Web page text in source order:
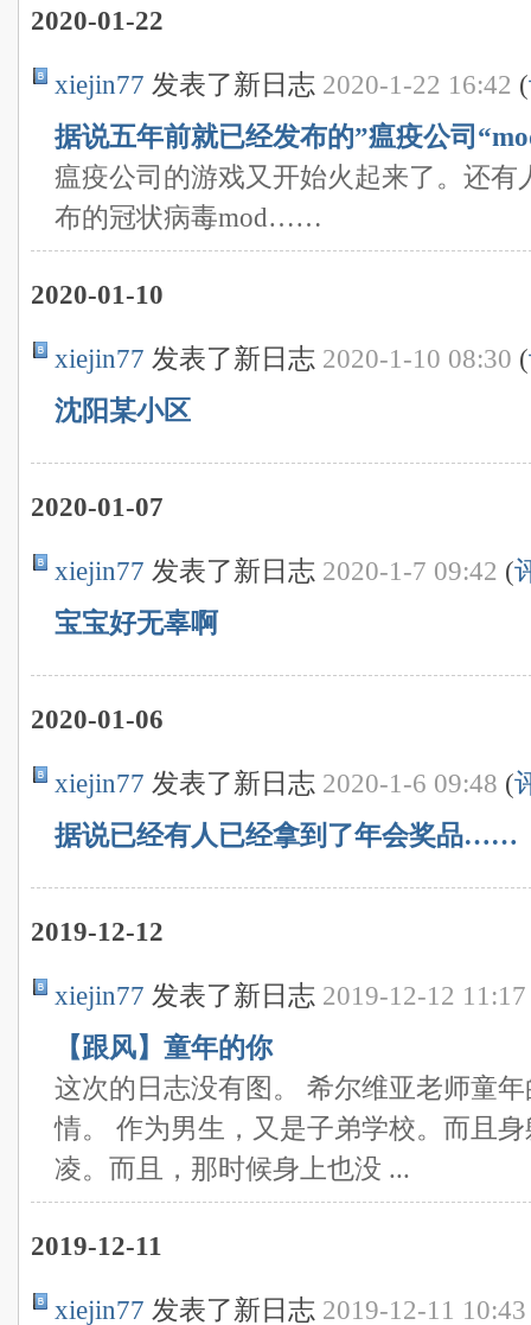
2020-01-22
xiejin77 发表了新日志 2020-1-22 16:42 (
据说五年前就已经发布的”瘟疫公司
瘟疫公司的游戏又开始火起来了。还有
布的冠状病毒mod……
2020-01-10
xiejin77 发表了新日志 2020-1-10 08:30 (
沈阳某小区
2020-01-07
xiejin77 发表了新日志 2020-1-7 09:42 (
宝宝好无辜啊
2020-01-06
xiejin77 发表了新日志 2020-1-6 09:48 (
据说已经有人已经拿到了年会奖品……
2019-12-12
xiejin77 发表了新日志 2019-12-12 11:17
【跟风】童年的你
这次的日志没有图。 希尔维亚老师童
情。 作为男生，又是子弟学校。而且
凌。而且，那时候身上也没 ...
2019-12-11
xiejin77 发表了新日志 2019-12-11 10:43